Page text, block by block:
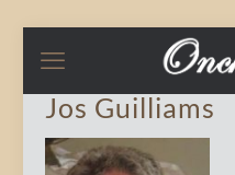
Jos Guilliams